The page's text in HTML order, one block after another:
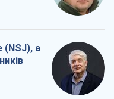
(NSJ), а